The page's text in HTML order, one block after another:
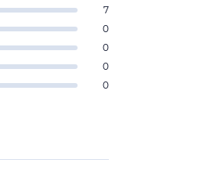
7
0
0
0
0